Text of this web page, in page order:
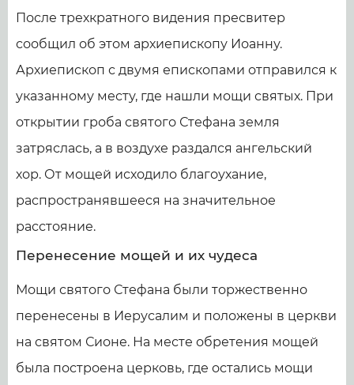
После трехкратного видения пресвитер
сообщил об этом архиепископу Иоанну.
Архиепископ с двумя епископами отправился к
указанному месту, где нашли мощи святых. При
открытии гроба святого Стефана земля
затряслась, а в воздухе раздался ангельский
хор. От мощей исходило благоухание,
распространявшееся на значительное
расстояние.
Перенесение мощей и их чудеса
Мощи святого Стефана были торжественно
перенесены в Иерусалим и положены в церкви
на святом Сионе. На месте обретения мощей
была построена церковь, где остались мощи